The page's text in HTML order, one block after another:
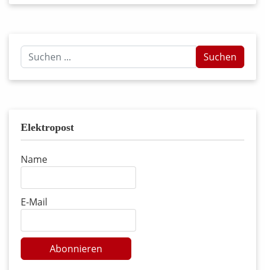
Suchen
...
Suchen
Elektropost
Name
E-Mail
Abonnieren